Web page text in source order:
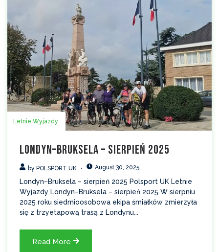
Letnie Wyjazdy
Londyn–Bruksela – sierpień 2025
by POLSPORT UK August 30, 2025
Londyn–Bruksela – sierpień 2025 Polsport UK Letnie
Wyjazdy Londyn–Bruksela – sierpień 2025 W sierpniu
2025 roku siedmioosobowa ekipa śmiałków zmierzyła
się z trzyetapową trasą z Londynu...
Read More